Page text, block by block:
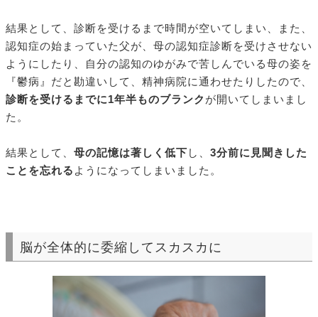
結果として、診断を受けるまで時間が空いてしまい、また、
認知症の始まっていた父が、母の認知症診断を受けさせない
ようにしたり、自分の認知のゆがみで苦しんでいる母の姿を
『鬱病』だと勘違いして、精神病院に通わせたりしたので、
診断を受けるまでに1年半ものブランク が開いてしまいまし
た。
結果として、 母の記憶は著しく低下 し、 3分前に見聞きした
ことを忘れる ようになってしまいました。
脳が全体的に委縮してスカスカに